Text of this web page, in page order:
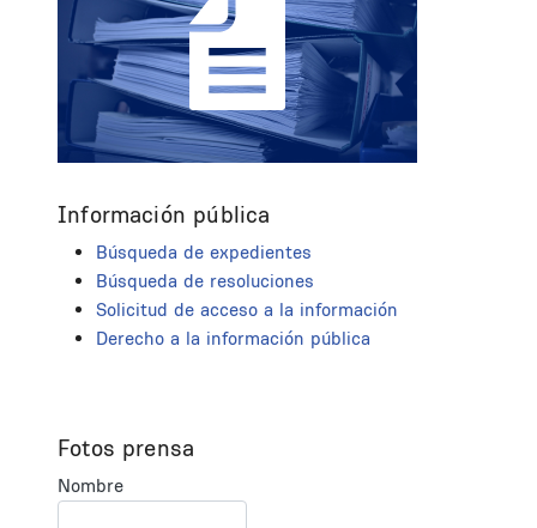
Información pública
Búsqueda de expedientes
Búsqueda de resoluciones
Solicitud de acceso a la información
Derecho a la información pública
Fotos prensa
Nombre